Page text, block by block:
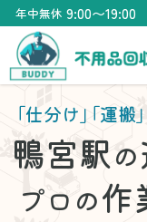
年中無休 9:00〜19:00
「仕分け」「運搬
鴨宮駅の
プロの作